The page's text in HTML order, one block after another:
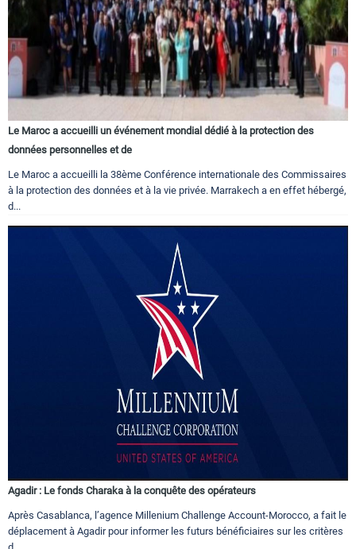
Le Maroc a accueilli un événement mondial dédié à la protection des
données personnelles et de
Le Maroc a accueilli la 38ème Conférence internationale des Commissaires
à la protection des données et à la vie privée. Marrakech a en effet hébergé,
d...
Agadir : Le fonds Charaka à la conquête des opérateurs
Après Casablanca, l’agence Millenium Challenge Account-Morocco, a fait le
déplacement à Agadir pour informer les futurs bénéficiaires sur les critères